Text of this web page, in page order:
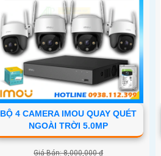
BỘ 4 CAMERA IMOU QUAY QUÉT
NGOÀI TRỜI 5.0MP
Giá Bán: 8,000,000 ₫